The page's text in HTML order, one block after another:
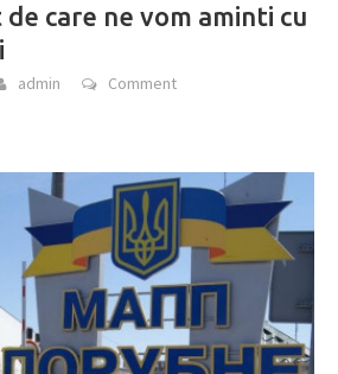
care ne vom aminti cu
admin Comment